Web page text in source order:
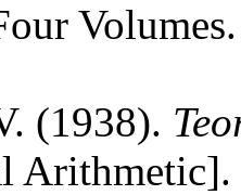
(1938).